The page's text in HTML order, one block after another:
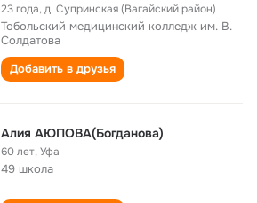
23 года,д. Супринская (Вагайский район)
Тобольский медицинский колледж им. В.
Солдатова
Добавить в друзья
Алия АЮПОВА(Богданова)
60 лет,Уфа
49 школа